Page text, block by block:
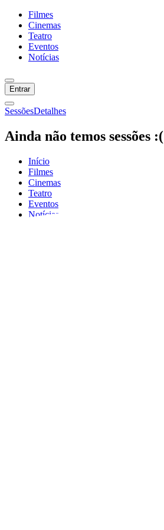
Filmes
Cinemas
Teatro
Eventos
Notícias
Entrar
SessõesDetalhes
Ainda não temos sessões :(
Início
Filmes
Cinemas
Teatro
Eventos
Notícias